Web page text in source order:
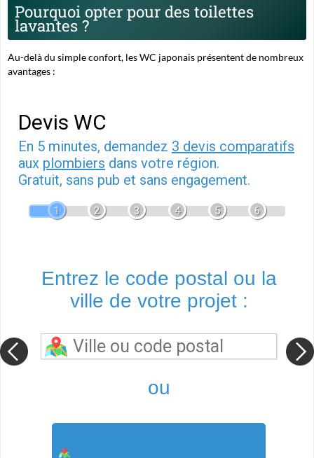
Pourquoi opter pour des toilettes
lavantes ?
Au-delà du simple confort, les WC japonais présentent de nombreux
avantages :
Devis WC
En 5 minutes, demandez 3 devis comparatifs
aux plombiers dans votre région.
Gratuit, sans pub et sans engagement.
1 2 3 4 5 6
Entrez le code postal ou la
ville de votre projet :
ou